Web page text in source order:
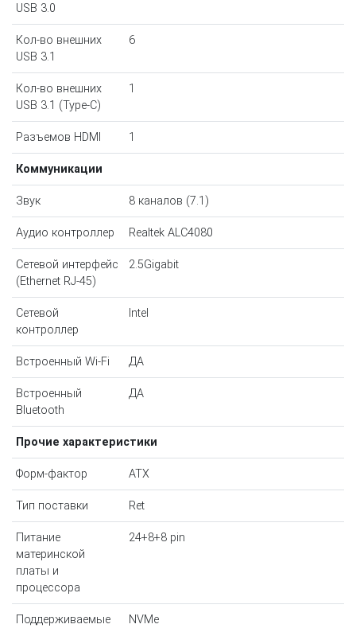
USB 3.0
Кол-во внешних
USB 3.1
6
Кол-во внешних
USB 3.1 (Type-C)
1
Разъемов HDMI 1
Коммуникации
Звук 8 каналов (7.1)
Аудио контроллер Realtek ALC4080
Сетевой интерфейс
(Ethernet RJ-45)
2.5Gigabit
Сетевой
контроллер
Intel
Встроенный Wi-Fi ДА
Встроенный
Bluetooth
ДА
Прочие характеристики
Форм-фактор ATX
Тип поставки Ret
Питание
материнской
платы и
процессора
24+8+8 pin
Поддерживаемые
NVMe